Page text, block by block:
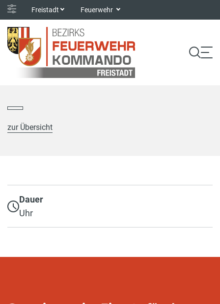
Freistadt Feuerwehr
zur Übersicht
Dauer
Uhr